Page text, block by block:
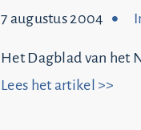
7 augustus 2004
Het Dagblad van het
Lees het artikel >>